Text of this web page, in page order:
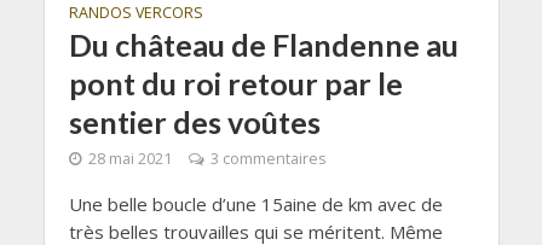
RANDOS VERCORS
Du château de Flandenne au
pont du roi retour par le
sentier des voûtes
28 mai 2021 3 commentaires
Une belle boucle d’une 15aine de km avec de
très belles trouvailles qui se méritent. Même